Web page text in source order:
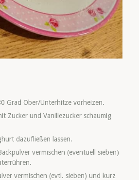
Grad Ober/Unterhitze vorheizen.
Zucker und Vanillezucker schaumig
dazufließen lassen.
vermischen (eventuell sieben)
vermischen (evtl. sieben) und kurz